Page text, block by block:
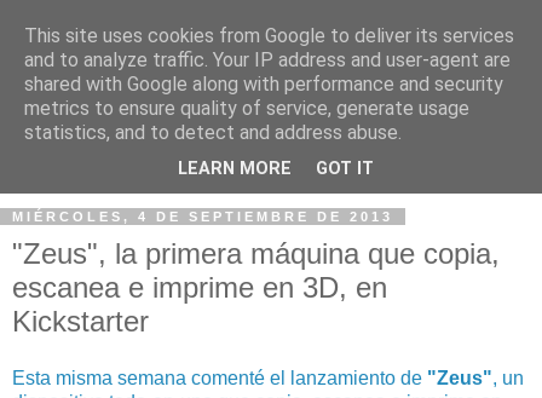
MIÉRCOLES, 4 DE SEPTIEMBRE DE 2013
"Zeus", la primera máquina que copia,
escanea e imprime en 3D, en
Kickstarter
Esta misma semana comenté el lanzamiento de "Zeus", un
This site uses cookies from Google to deliver its services
and to analyze traffic. Your IP address and user-agent are
shared with Google along with performance and security
metrics to ensure quality of service, generate usage
statistics, and to detect and address abuse.
LEARN MORE GOT IT